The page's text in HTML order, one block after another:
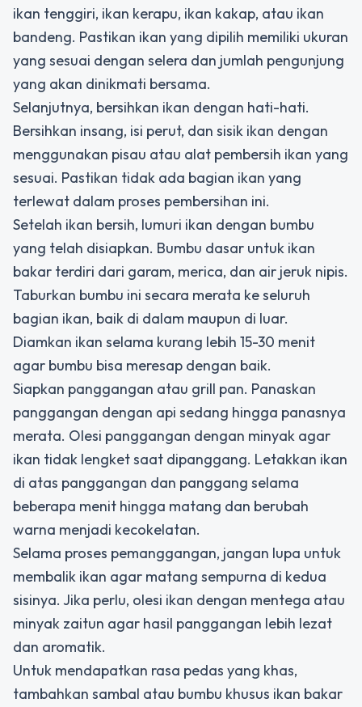
ikan tenggiri, ikan kerapu, ikan kakap, atau ikan
bandeng. Pastikan ikan yang dipilih memiliki ukuran
yang sesuai dengan selera dan jumlah pengunjung
yang akan dinikmati bersama.
Selanjutnya, bersihkan ikan dengan hati-hati.
Bersihkan insang, isi perut, dan sisik ikan dengan
menggunakan pisau atau alat pembersih ikan yang
sesuai. Pastikan tidak ada bagian ikan yang
terlewat dalam proses pembersihan ini.
Setelah ikan bersih, lumuri ikan dengan bumbu
yang telah disiapkan. Bumbu dasar untuk ikan
bakar terdiri dari garam, merica, dan air jeruk nipis.
Taburkan bumbu ini secara merata ke seluruh
bagian ikan, baik di dalam maupun di luar.
Diamkan ikan selama kurang lebih 15-30 menit
agar bumbu bisa meresap dengan baik.
Siapkan panggangan atau grill pan. Panaskan
panggangan dengan api sedang hingga panasnya
merata. Olesi panggangan dengan minyak agar
ikan tidak lengket saat dipanggang. Letakkan ikan
di atas panggangan dan panggang selama
beberapa menit hingga matang dan berubah
warna menjadi kecokelatan.
Selama proses pemanggangan, jangan lupa untuk
membalik ikan agar matang sempurna di kedua
sisinya. Jika perlu, olesi ikan dengan mentega atau
minyak zaitun agar hasil panggangan lebih lezat
dan aromatik.
Untuk mendapatkan rasa pedas yang khas,
tambahkan sambal atau bumbu khusus ikan bakar